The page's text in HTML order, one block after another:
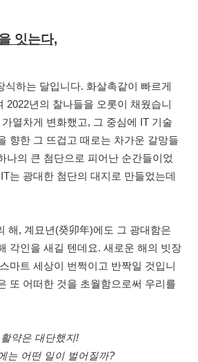
잇는다,
식하는 달입니다. 화살촉같이 빠르게
2022년의 찰나들을 오롯이 채웠습니
열차게 변화했고, 그 중심에 IT 기술
향한 그 뜨겁고 때로는 차가운 갈망들
나의 큰 첨단으로 피어난 순간들이었
는 광대한 첨단의 대지로 만들었는데
해, 계묘년(癸卯年)에도 그 광대함은
각인을 새길 텐데요. 새로운 해의 빗장
마트 세상이 번쩍이고 반짝일 것입니
또 어떠한 것을 초월함으로써 우리를
약은 대단했지!
는 어떤 일이 벌어질까?